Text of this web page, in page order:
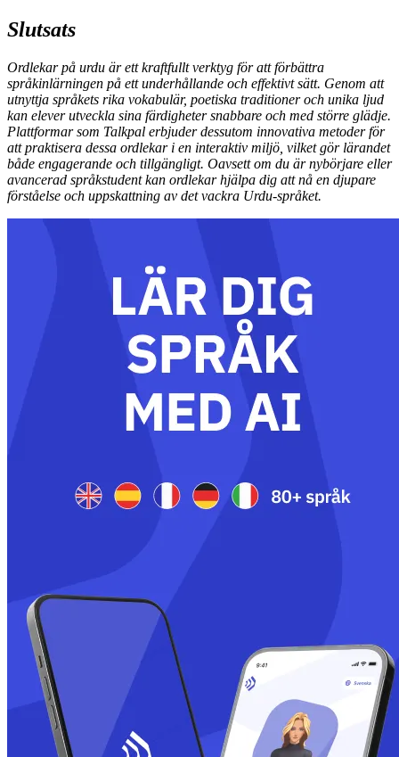
Slutsats
Ordlekar på urdu är ett kraftfullt verktyg för att förbättra
språkinlärningen på ett underhållande och effektivt sätt. Genom att
utnyttja språkets rika vokabulär, poetiska traditioner och unika ljud
kan elever utveckla sina färdigheter snabbare och med större glädje.
Plattformar som Talkpal erbjuder dessutom innovativa metoder för
att praktisera dessa ordlekar i en interaktiv miljö, vilket gör lärandet
både engagerande och tillgängligt. Oavsett om du är nybörjare eller
avancerad språkstudent kan ordlekar hjälpa dig att nå en djupare
förståelse och uppskattning av det vackra Urdu-språket.